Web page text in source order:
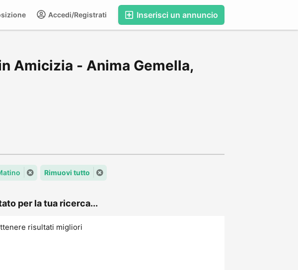
Inserisci un annuncio
Accedi/Registrati
Amicizia - Anima Gemella,
Rimuovi tutto
per la tua ricerca...
risultati migliori